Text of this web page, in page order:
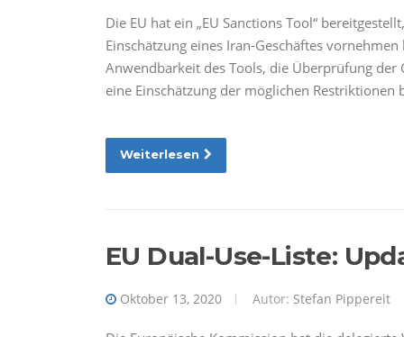
Die EU hat ein „EU Sanctions Tool“
Einschätzung eines Iran-Geschäftes
Anwendbarkeit des Tools, die Überprüfung der
eine Einschätzung der möglichen
Weiterlesen
EU Dual-Use-Liste:
Oktober 13, 2020 Autor: Stefan Pippereit